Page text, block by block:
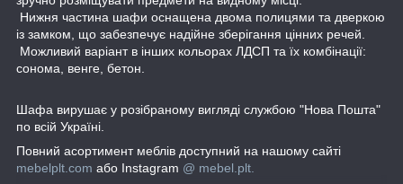
Нижня частина шафи оснащена двома полицями та дверкою
із замком, що забезпечує надійне зберігання цінних речей.
Можливий варіант в інших кольорах ЛДСП та їх комбінації:
сонома, венге, бетон.
Шафа вирушає у розібраному вигляді службою "Нова Пошта"
по всій Україні.
Повний асортимент меблів доступний на нашому сайті
mebelplt.com або Instagram @ mebel.plt.